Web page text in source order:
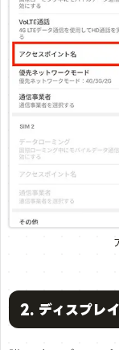
2. ディスプレ